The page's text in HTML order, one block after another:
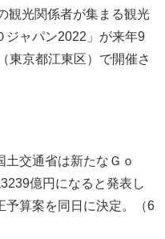
光関係者が集まる観光
ジャパン2022」が来年9
東京都江東区）で開催さ
交通省は新たなＧｏ
億円になると発表し
予算案を同日に決定。（6